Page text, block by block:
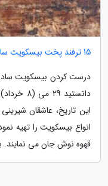
15 ترفند پخت بیسکویت ساده خانگی در 30 دقیقه به روش بازاری
درست کردن بیسکویت
این تاریخ، عاشقان
انواع بیسکویت را تهیه
قهوه نوش جان می نمایند.